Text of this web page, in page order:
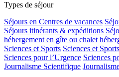
Types de séjour
Séjours en Centres de vacances
Séjours itinérants & expéditions
hébergement en gîte ou chalet
Sciences et Sports Sciences et Sports
Sciences pour l’Urgence Sciences
Journalisme Scientifique